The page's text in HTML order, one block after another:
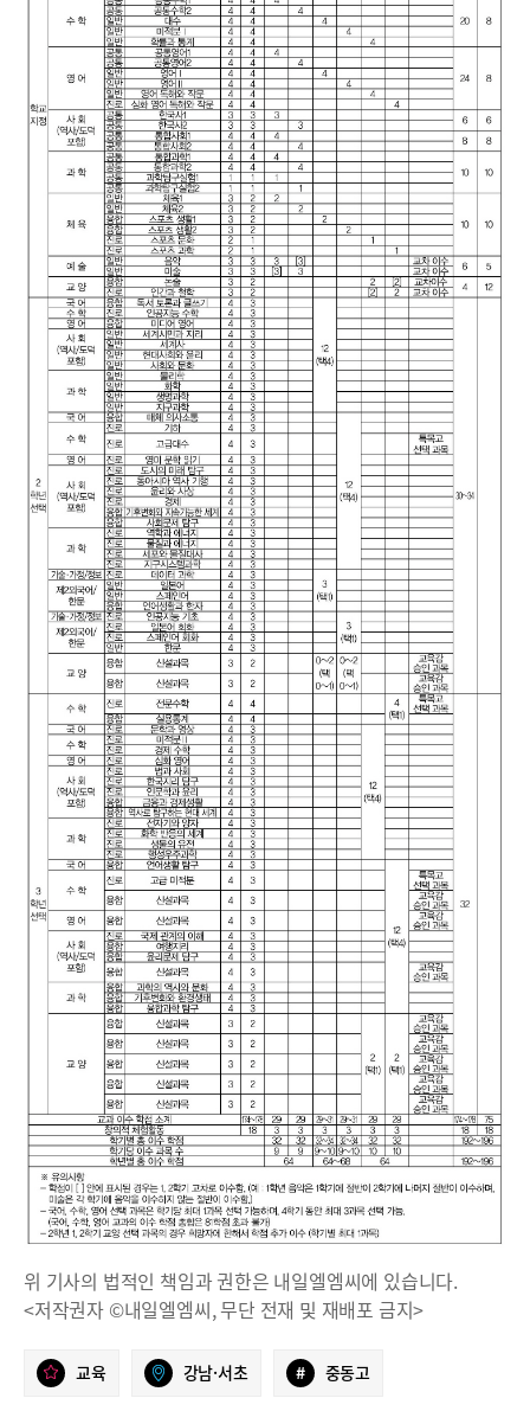
위 기사의 법적인 책임과 권한은 내일엘엠씨에 있습니다.
<저작권자 ©내일엘엠씨, 무단 전재 및 재배포 금지>
교육 강남·서초 # 중동고